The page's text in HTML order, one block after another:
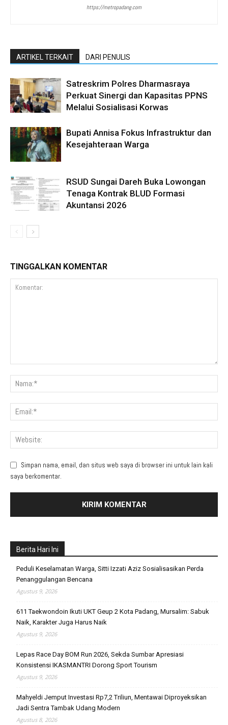
https://metropadang.com
ARTIKEL TERKAIT DARI PENULIS
Satreskrim Polres Dharmasraya
Perkuat Sinergi dan Kapasitas PPNS
Melalui Sosialisasi Korwas
Bupati Annisa Fokus Infrastruktur dan
Kesejahteraan Warga
RSUD Sungai Dareh Buka Lowongan
Tenaga Kontrak BLUD Formasi
Akuntansi 2026
TINGGALKAN KOMENTAR
Simpan nama, email, dan situs web saya di browser ini untuk lain kali
saya berkomentar.
Berita Hari Ini
Peduli Keselamatan Warga, Sitti Izzati Aziz Sosialisasikan Perda
Penanggulangan Bencana
Agustus 9, 2026
611 Taekwondoin Ikuti UKT Geup 2 Kota Padang, Mursalim: Sabuk
Naik, Karakter Juga Harus Naik
Agustus 9, 2026
Lepas Race Day BOM Run 2026, Sekda Sumbar Apresiasi
Konsistensi IKASMANTRI Dorong Sport Tourism
Agustus 9, 2026
Mahyeldi Jemput Investasi Rp7,2 Triliun, Mentawai Diproyeksikan
Jadi Sentra Tambak Udang Modern
Agustus 8, 2026